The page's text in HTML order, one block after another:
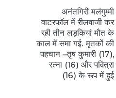
अनंतगिरी मलंगुम्मी
वाटरफॉल में रीलबाजी कर
रही तीन लड़कियां मौत के
काल में समा गई. मृतकों की
पहचान –तृष कुमारी (17),
रत्ना (16) और पवित्रा
(16) के रूप में हुई